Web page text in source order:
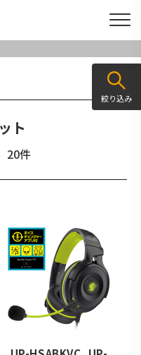
ト
20件
絞り込み